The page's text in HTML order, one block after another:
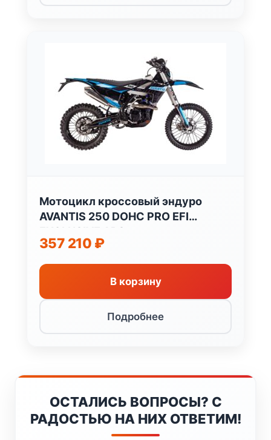
Мотоцикл кроссовый эндуро
AVANTIS 250 DOHC PRO EFI
EXCLUSIVE ARS
357 210 ₽
В корзину
Подробнее
ОСТАЛИСЬ ВОПРОСЫ? С
РАДОСТЬЮ НА НИХ ОТВЕТИМ!